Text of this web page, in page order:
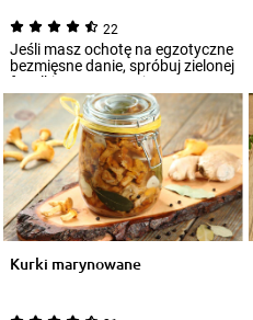
22
Jeśli masz ochotę na egzotyczne
bezmięsne danie, spróbuj zielonej
fasolki szparagowej w
orientaln...
Kurki marynowane